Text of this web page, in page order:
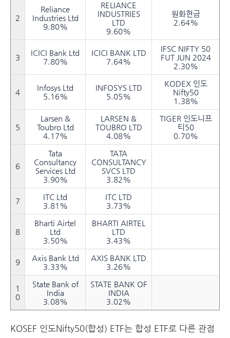
2
Reliance
Industries Ltd
9.80%
RELIANCE
INDUSTRIES
LTD
9.60%
원화현금
2.64%
3
ICICI Bank Ltd
7.80%
ICICI BANK LTD
7.64%
IFSC NIFTY 50
FUT JUN 2024
2.30%
4
Infosys Ltd
5.16%
INFOSYS LTD
5.05%
KODEX 인도
Nifty50
1.38%
5
Larsen &
Toubro Ltd
4.17%
LARSEN &
TOUBRO LTD
4.08%
TIGER 인도니프
티50
0.70%
6
Tata
Consultancy
Services Ltd
3.90%
TATA
CONSULTANCY
SVCS LTD
3.82%
7
ITC Ltd
3.81%
ITC LTD
3.73%
8
Bharti Airtel
Ltd
3.50%
BHARTI AIRTEL
LTD
3.43%
9
Axis Bank Ltd
3.33%
AXIS BANK LTD
3.26%
1
0
State Bank of
India
3.08%
STATE BANK OF
INDIA
3.02%
KOSEF 인도Nifty50(합성) ETF는 합성 ETF로 다른 관점